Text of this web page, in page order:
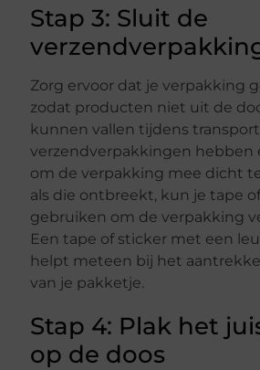
Stap 3: Sluit de
Zorg ervoor dat je verpakking
zodat producten niet uit de
kunnen vallen tijdens
verzendverpakkingen hebben
om de verpakking mee dicht
als die ontbreekt, kun je tape
gebruiken om de verpakking
Een tape of sticker met een
helpt meteen bij het
van je pakketje.
Stap 4: Plak het
op de doos